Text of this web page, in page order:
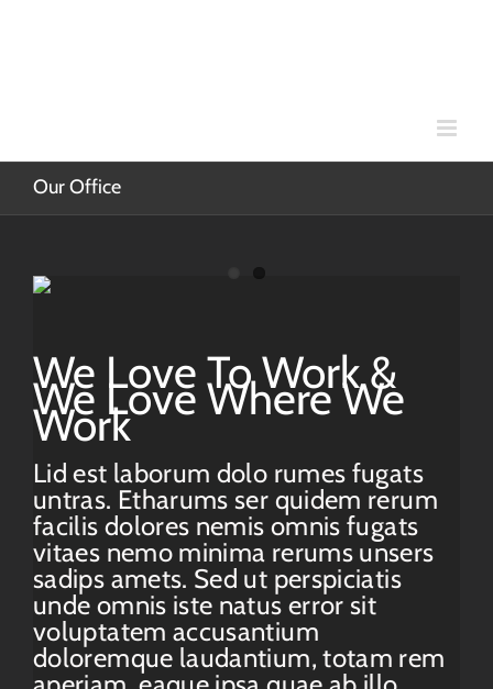
Our Office
We Love To Work &
We Love Where We
Work
Lid est laborum dolo rumes fugats
untras. Etharums ser quidem rerum
facilis dolores nemis omnis fugats
vitaes nemo minima rerums unsers
sadips amets. Sed ut perspiciatis
unde omnis iste natus error sit
voluptatem accusantium
doloremque laudantium, totam rem